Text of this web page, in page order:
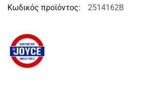
Κωδικός προϊόντος: 2514162B